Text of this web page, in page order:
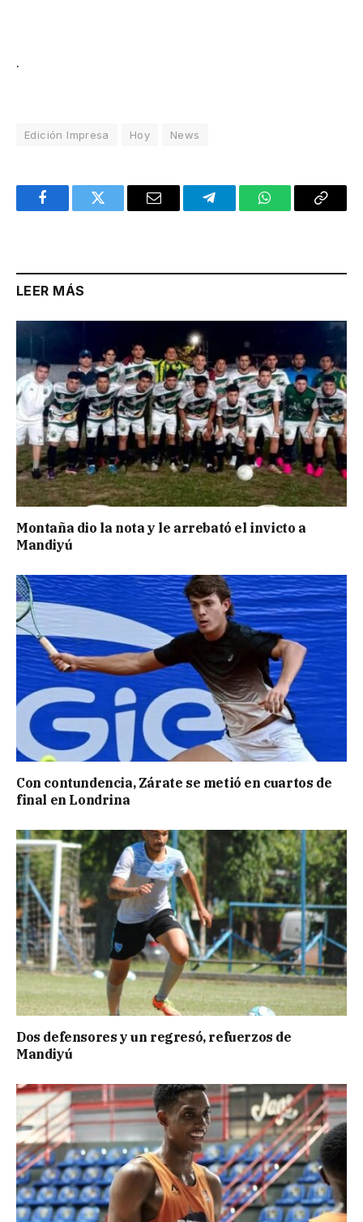
.
Edición Impresa Hoy News
FacebookTwitter Email TelegramWhatsAppCopy
LEER MÁS
Montaña dio la nota y le arrebató el invicto a
Mandiyú
Con contundencia, Zárate se metió en cuartos de
final en Londrina
Dos defensores y un regresó, refuerzos de
Mandiyú